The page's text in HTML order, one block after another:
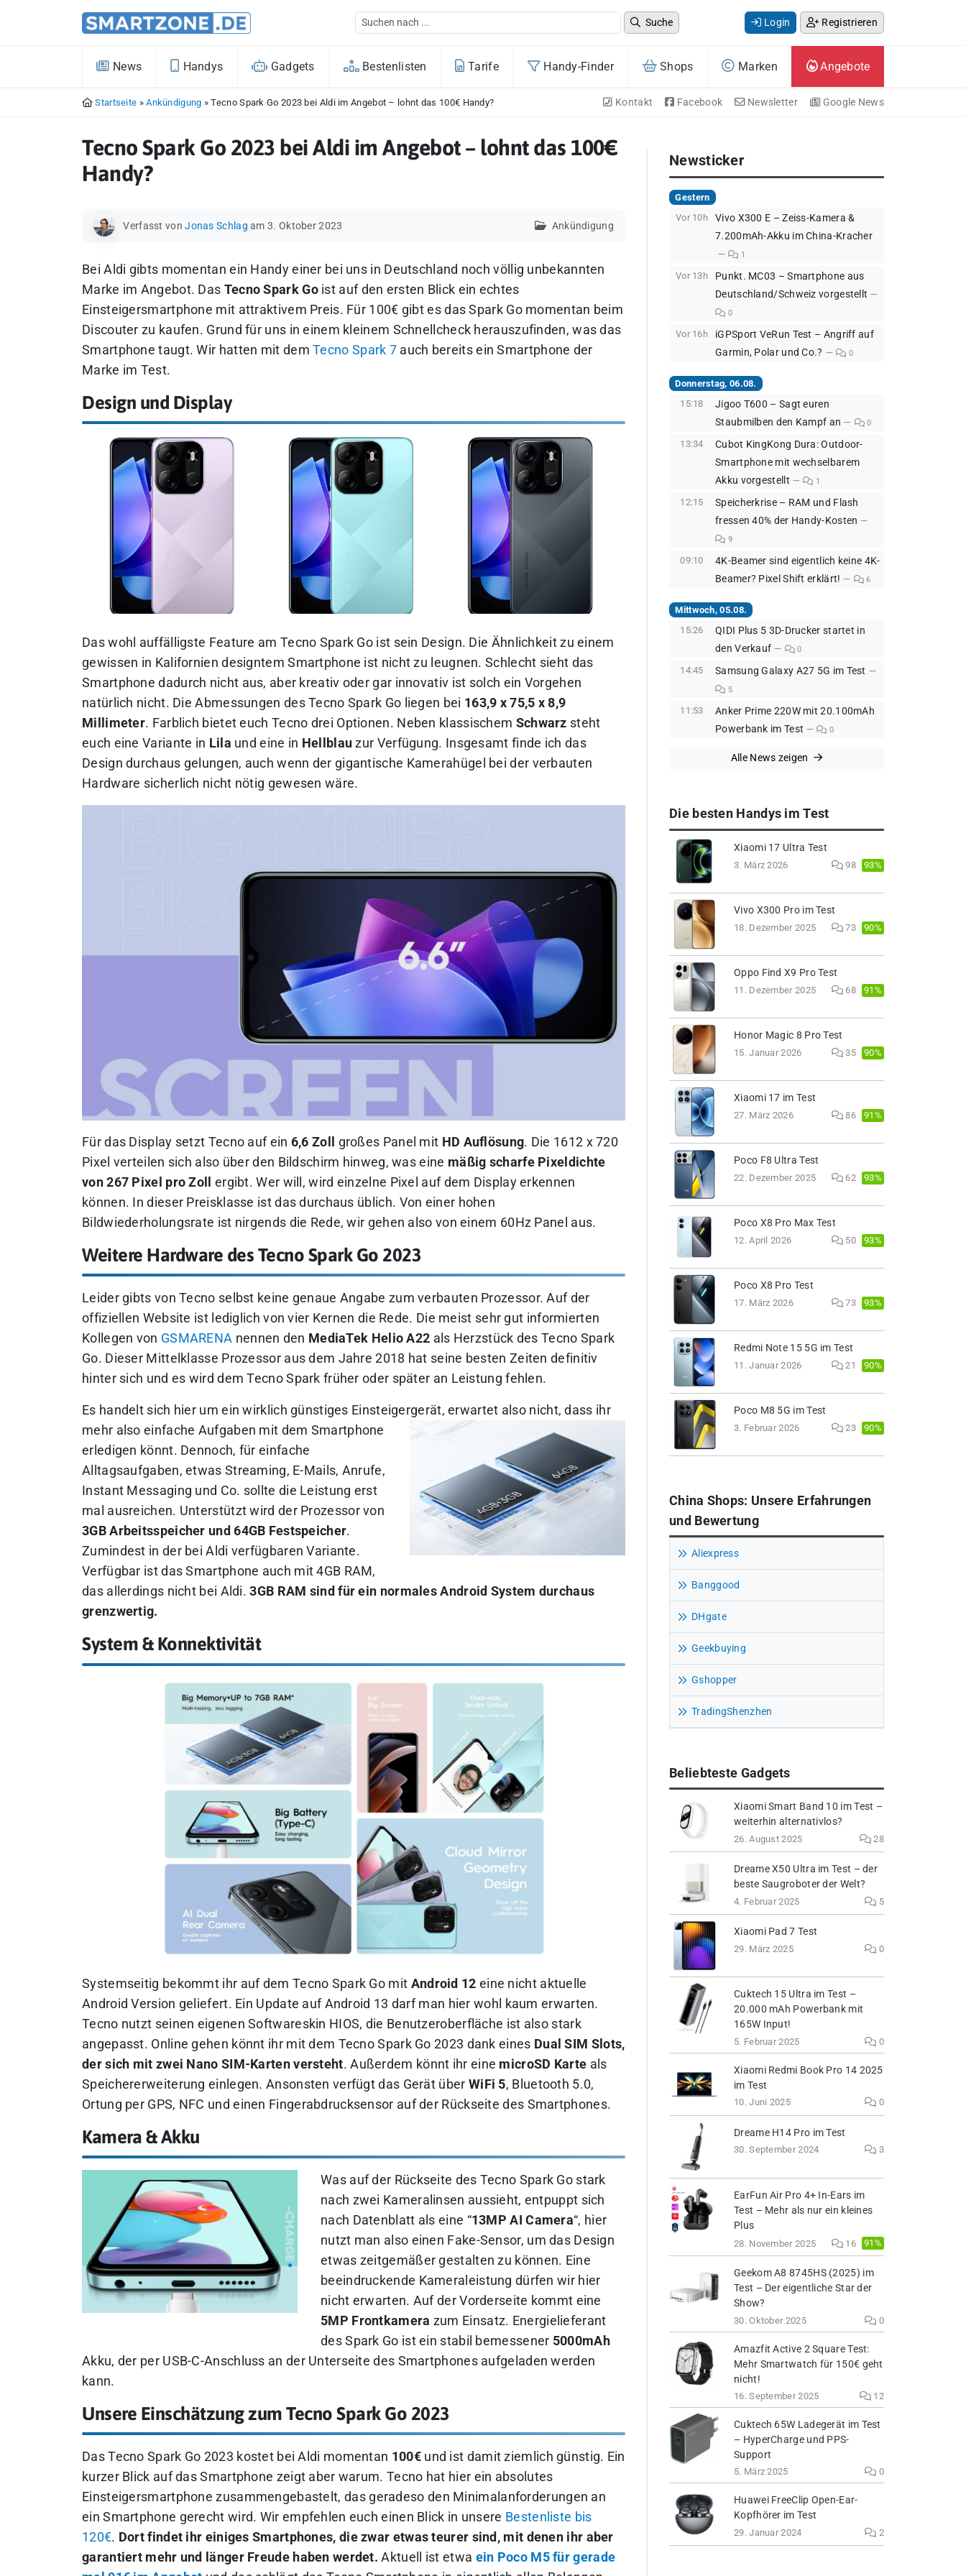
Suche Login Registrieren
News Handys Gadgets Bestenlisten Tarife Handy-Finder Shops Marken Angebote
Startseite »Ankündigung »Tecno Spark Go 2023 bei Aldi im Angebot – lohnt das 100€ Handy? Kontakt Facebook Newsletter Google News
Tecno Spark Go 2023 bei Aldi im Angebot – lohnt das 100€
Handy?
Verfasst von Jonas Schlag am 3. Oktober 2023 Ankündigung
Bei Aldi gibts momentan ein Handy einer bei uns in Deutschland noch völlig unbekannten
Marke im Angebot. Das Tecno Spark Goist auf den ersten Blick ein echtes
Einsteigersmartphone mit attraktivem Preis. Für 100€ gibt es das Spark Go momentan beim
Discouter zu kaufen. Grund für uns in einem kleinem Schnellcheck herauszufinden, was das
Smartphone taugt.Wir hatten mit demTecno Spark 7 auch bereits ein Smartphone der
Marke im Test.
Design und Display
Das wohl auffälligste Feature am Tecno Spark Go ist sein Design. Die Ähnlichkeit zu einem
gewissen in Kalifornien designtem Smartphone ist nicht zu leugnen. Schlecht sieht das
Smartphone dadurch nicht aus, aber kreativ oder gar innovativ ist solch ein Vorgehen
natürlich nicht. Die Abmessungen des Tecno Spark Go liegen bei 163,9 x 75,5 x 8,9
Millimeter. Farblich bietet euch Tecno drei Optionen. Neben klassischem Schwarz steht
euch eine Variante in Lila und eine in Hellblau zur Verfügung. Insgesamt finde ich das
Design durchaus gelungen, auch wenn der gigantische Kamerahügel bei der verbauten
Hardware sicherlich nicht nötig gewesen wäre.
Für das Display setzt Tecno auf ein 6,6 Zoll großes Panel mit HD Auflösung. Die 1612 x 720
Pixel verteilen sich also über den Bildschirm hinweg, was eine mäßig scharfe Pixeldichte
von 267 Pixel pro Zoll
ergibt. Wer will, wird einzelne Pixel auf dem Display erkennen
können. In dieser Preisklasse ist das durchaus üblich. Von einer hohen
Bildwiederholungsrate ist nirgends die Rede, wir gehen also von einem 60Hz Panel aus.
Weitere Hardware des Tecno Spark Go 2023
Leider gibts von Tecno selbst keine genaue Angabe zum verbauten Prozessor. Auf der
offiziellen Website ist lediglich von vier Kernen die Rede. Die meist sehr gut informierten
Kollegen von GSMARENA nennen den MediaTek Helio A22 als Herzstück des Tecno Spark
Go. Dieser Mittelklasse Prozessor aus dem Jahre 2018 hat seine besten Zeiten definitiv
hinter sich und es wird dem Tecno Spark früher oder später an Leistung fehlen.
Es handelt sich hier um ein wirklich günstiges Einsteigergerät, erwartet also nicht, dass ihr
mehr also einfache Aufgaben mit dem Smartphone
erledigen könnt. Dennoch, für einfache
Alltagsaufgaben, etwas Streaming, E-Mails, Anrufe,
Instant Messaging und Co. sollte die Leistung erst
mal ausreichen. Unterstützt wird der Prozessor von
3GB Arbeitsspeicher und 64GB Festspeicher.
Zumindest in der bei Aldi verfügbaren Variante.
Verfügbar ist das Smartphone auch mit 4GB RAM,
das allerdings nicht bei Aldi.3GB RAM sind für ein normales Android System durchaus
grenzwertig.
System & Konnektivität
Systemseitig bekommt ihr auf dem Tecno Spark Go mit Android 12 eine nicht aktuelle
Android Version geliefert. Ein Update auf Android 13 darf man hier wohl kaum erwarten.
Tecno nutzt seinen eigenen Softwareskin HIOS, die Benutzeroberfläche ist also stark
angepasst. Online gehen könnt ihr mit dem Tecno Spark Go 2023 dank eines Dual SIM Slots,
der sich mit zwei Nano SIM-Karten versteht. Außerdem könnt ihr eine microSD Karte als
Speichererweiterung einlegen. Ansonsten verfügt das Gerät über WiFi 5, Bluetooth 5.0,
Ortung per GPS, NFC und einen Fingerabdrucksensor auf der Rückseite des Smartphones.
Kamera & Akku
Was auf der Rückseite des Tecno Spark Go stark
nach zwei Kameralinsen aussieht, entpuppt sich
nach Datenblatt als eine “13MP AI Camera“, hier
nutzt man also einen Fake-Sensor, um das Design
etwas zeitgemäßer gestalten zu können. Eine
beeindruckende Kameraleistung dürfen wir hier
nicht erwarten. Auf der Vorderseite kommt eine
5MP Frontkamera zum Einsatz. Energielieferant
des Spark Go ist ein stabil bemessener 5000mAh
Akku, der per USB-C-Anschluss an der Unterseite des Smartphones aufgeladen werden
kann.
Unsere Einschätzung zum Tecno Spark Go 2023
Das Tecno Spark Go 2023 kostet bei Aldi momentan 100€und ist damit ziemlich günstig. Ein
kurzer Blick auf das Smartphone zeigt aber warum. Tecno hat hier ein absolutes
Einsteigersmartphone zusammengebastelt, das geradeso den Minimalanforderungen an
ein Smartphone gerecht wird. Wir empfehlen euch einen Blick in unsere Bestenliste bis
120€. Dort findet ihr einiges Smartphones, die zwar etwas teurer sind, mit denen ihr aber
garantiert mehr und länger Freude haben werdet.Aktuell ist etwa ein Poco M5 für gerade
Newsticker
Gestern
Vor 10h
Vivo X300 E – Zeiss-Kamera &
7.200mAh-Akku im China-Kracher
1
Vor 13h
Punkt. MC03 – Smartphone aus
Deutschland/Schweiz vorgestellt
0
Vor 16h
iGPSport VeRun Test – Angriff auf
Garmin, Polar und Co.?
0
Donnerstag, 06.08.
15:18
Jigoo T600 – Sagt euren
Staubmilben den Kampf an
0
13:34
Cubot KingKong Dura: Outdoor-
Smartphone mit wechselbarem
Akku vorgestellt
1
12:15
Speicherkrise – RAM und Flash
fressen 40% der Handy-Kosten
9
09:10
4K-Beamer sind eigentlich keine 4K-
Beamer? Pixel Shift erklärt!
6
Mittwoch, 05.08.
15:26
QIDI Plus 5 3D-Drucker startet in
den Verkauf
0
14:45 Samsung Galaxy A27 5G im Test
5
11:53
Anker Prime 220W mit 20.100mAh
Powerbank im Test
0
Alle News zeigen
Die besten Handys im Test
Xiaomi 17 Ultra Test
3. März 2026 98 93%
Vivo X300 Pro im Test
18. Dezember 2025 73 90%
Oppo Find X9 Pro Test
11. Dezember 2025 68 91%
Honor Magic 8 Pro Test
15. Januar 2026 35 90%
Xiaomi 17 im Test
27. März 2026 86 91%
Poco F8 Ultra Test
22. Dezember 2025 62 93%
Poco X8 Pro Max Test
12. April 2026 50 93%
Poco X8 Pro Test
17. März 2026 73 93%
Redmi Note 15 5G im Test
11. Januar 2026 21 90%
Poco M8 5G im Test
3. Februar 2026 23 90%
China Shops: Unsere Erfahrungen
und Bewertung
Aliexpress
Banggood
DHgate
Geekbuying
Gshopper
TradingShenzhen
Beliebteste Gadgets
Xiaomi Smart Band 10 im Test –
weiterhin alternativlos?
26. August 2025 28
Dreame X50 Ultra im Test – der
beste Saugroboter der Welt?
4. Februar 2025 5
Xiaomi Pad 7 Test
29. März 2025 0
Cuktech 15 Ultra im Test –
20.000 mAh Powerbank mit
165W Input!
5. Februar 2025 0
Xiaomi Redmi Book Pro 14 2025
im Test
10. Juni 2025 0
Dreame H14 Pro im Test
30. September 2024 3
EarFun Air Pro 4+ In-Ears im
Test – Mehr als nur ein kleines
Plus
28. November 2025 16 91%
Geekom A8 8745HS (2025) im
Test – Der eigentliche Star der
Show?
30. Oktober 2025 0
Amazfit Active 2 Square Test:
Mehr Smartwatch für 150€ geht
nicht!
16. September 2025 12
Cuktech 65W Ladegerät im Test
– HyperCharge und PPS-
Support
5. März 2025 0
Huawei FreeClip Open-Ear-
Kopfhörer im Test
29. Januar 2024 2